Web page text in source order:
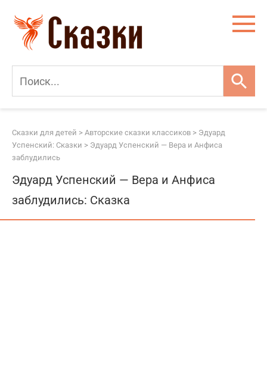
контенту
Сказки для детей > Авторские сказки классиков > Эдуард
Успенский: Сказки > Эдуард Успенский — Вера и Анфиса
заблудились
Эдуард Успенский — Вера и Анфиса
заблудились: Сказка